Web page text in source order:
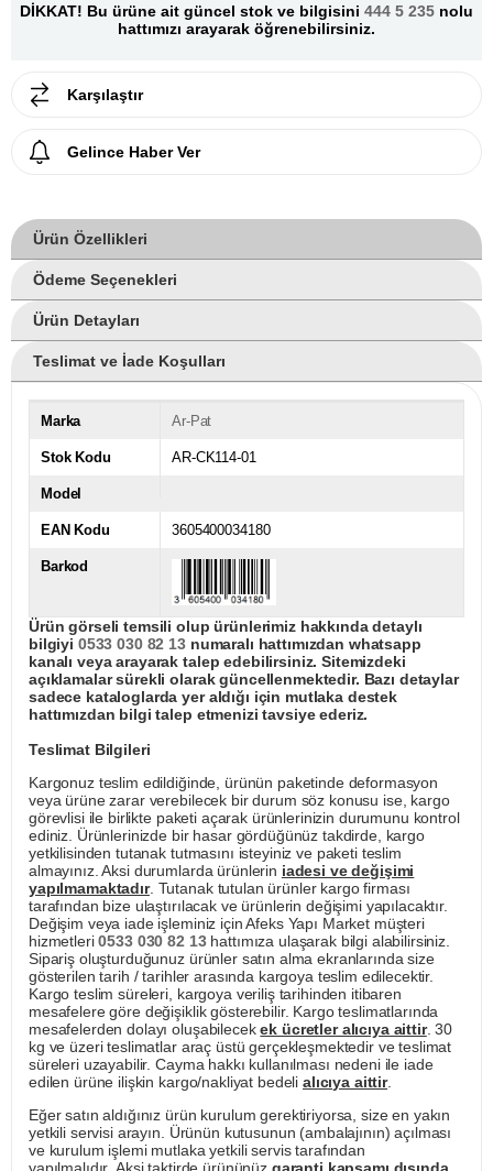
DİKKAT! Bu ürüne ait güncel stok ve bilgisini 444 5 235 nolu
hattımızı arayarak öğrenebilirsiniz.
Karşılaştır
Gelince Haber Ver
Ürün Özellikleri
Ödeme Seçenekleri
Ürün Detayları
Teslimat ve İade Koşulları
Marka Ar-Pat
Stok Kodu AR-CK114-01
Model
EAN Kodu 3605400034180
Barkod
Ürün görseli temsili olup ürünlerimiz hakkında detaylı
bilgiyi 0533 030 82 13numaralı hattımızdan whatsapp
kanalı veya arayarak talep edebilirsiniz. Sitemizdeki
açıklamalar sürekli olarak güncellenmektedir. Bazı detaylar
sadece kataloglarda yer aldığı için mutlaka destek
hattımızdan bilgi talep etmenizi tavsiye ederiz.
Teslimat Bilgileri
Kargonuz teslim edildiğinde, ürünün paketinde deformasyon
veya ürüne zarar verebilecek bir durum söz konusu ise, kargo
görevlisi ile birlikte paketi açarak ürünlerinizin durumunu kontrol
ediniz. Ürünlerinizde bir hasar gördüğünüz takdirde, kargo
yetkilisinden tutanak tutmasını isteyiniz ve paketi teslim
almayınız. Aksi durumlarda ürünlerin iadesi ve değişimi
yapılmamaktadır. Tutanak tutulan ürünler kargo firması
tarafından bize ulaştırılacak ve ürünlerin değişimi yapılacaktır.
Değişim veya iade işleminiz için Afeks Yapı Market müşteri
hizmetleri0533 030 82 13hattımıza ulaşarak bilgi alabilirsiniz.
Sipariş oluşturduğunuz ürünler satın alma ekranlarında size
gösterilen tarih / tarihler arasında kargoya teslim edilecektir.
Kargo teslim süreleri, kargoya veriliş tarihinden itibaren
mesafelere göre değişiklik gösterebilir. Kargo teslimatlarında
mesafelerden dolayı oluşabilecekek ücretler alıcıya aittir. 30
kg ve üzeri teslimatlar araç üstü gerçekleşmektedir ve teslimat
süreleri uzayabilir. Cayma hakkı kullanılması nedeni ile iade
edilen ürüne ilişkin kargo/nakliyat bedeli alıcıya aittir.
Eğer satın aldığınız ürün kurulum gerektiriyorsa, size en yakın
yetkili servisi arayın. Ürünün kutusunun (ambalajının) açılması
ve kurulum işlemi mutlaka yetkili servis tarafından